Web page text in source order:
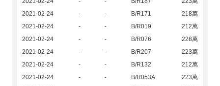
2021-02-24
- - B/R171
218萬
2021-02-24
- - B/R019
212萬
2021-02-24
- - B/R076
228萬
2021-02-24
- - B/R207
223萬
2021-02-24
- - B/R132
212萬
2021-02-24
- - B/R053A
223萬